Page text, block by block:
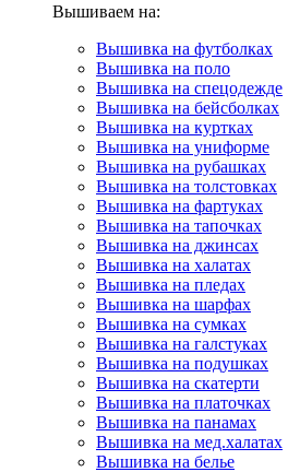
Вышиваем на:
Вышивка на футболках
Вышивка на поло
Вышивка на спецодежде
Вышивка на бейсболках
Вышивка на куртках
Вышивка на униформе
Вышивка на рубашках
Вышивка на толстовках
Вышивка на фартуках
Вышивка на тапочках
Вышивка на джинсах
Вышивка на халатах
Вышивка на пледах
Вышивка на шарфах
Вышивка на сумках
Вышивка на галстуках
Вышивка на подушках
Вышивка на скатерти
Вышивка на платочках
Вышивка на панамах
Вышивка на мед.халатах
Вышивка на белье